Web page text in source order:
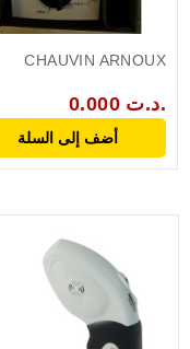
CHAUVIN ARNOUX
0.000 د.ت.
أضف إلى السلة